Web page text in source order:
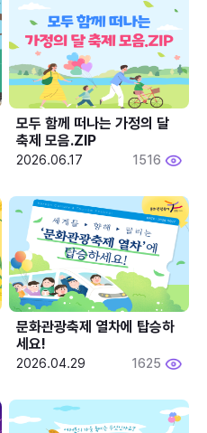
모두 함께 떠나는 가정의 달
축제 모음.ZIP
2026.06.17 1516
문화관광축제 열차에 탑승하
세요!
2026.04.29 1625